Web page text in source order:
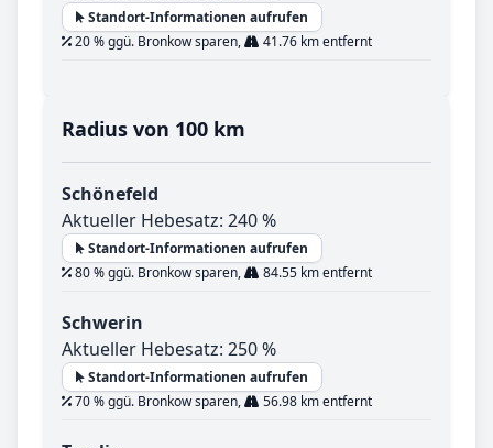
Standort-Informationen aufrufen
20 % ggü. Bronkow sparen,
41.76 km entfernt
Radius von 100 km
Schönefeld
Aktueller Hebesatz: 240 %
Standort-Informationen aufrufen
80 % ggü. Bronkow sparen,
84.55 km entfernt
Schwerin
Aktueller Hebesatz: 250 %
Standort-Informationen aufrufen
70 % ggü. Bronkow sparen,
56.98 km entfernt